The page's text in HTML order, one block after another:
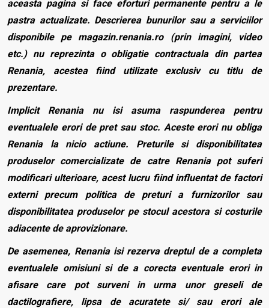
aceasta pagina si face eforturi permanente pentru a le
pastra actualizate. Descrierea bunurilor sau a serviciilor
disponibile pe magazin.renania.ro (prin imagini, video
etc.) nu reprezinta o obligatie contractuala din partea
Renania, acestea fiind utilizate exclusiv cu titlu de
prezentare.
Implicit Renania nu isi asuma raspunderea pentru
eventualele erori de pret sau stoc. Aceste erori nu obliga
Renania la nicio actiune. Preturile si disponibilitatea
produselor comercializate de catre Renania pot suferi
modificari ulterioare, acest lucru fiind influentat de factori
externi precum politica de preturi a furnizorilor sau
disponibilitatea produselor pe stocul acestora si costurile
adiacente de aprovizionare.
De asemenea, Renania isi rezerva dreptul de a completa
eventualele omisiuni si de a corecta eventuale erori in
afisare care pot surveni in urma unor greseli de
dactilografiere, lipsa de acuratete si/ sau erori ale